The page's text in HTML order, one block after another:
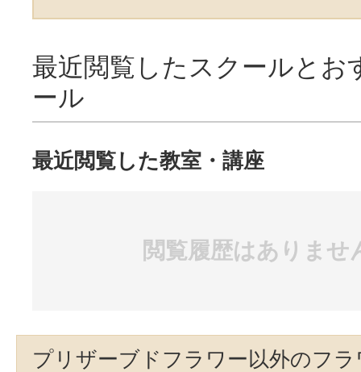
最近閲覧したスクールとお
ール
最近閲覧した教室・講座
閲覧履歴はありませ
プリザーブドフラワー以外のフ